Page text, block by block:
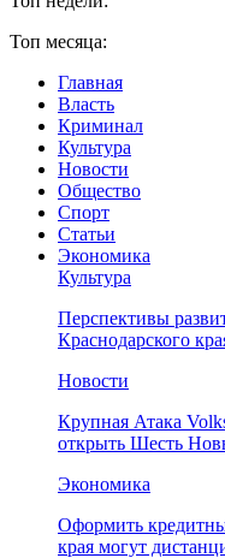
Топ месяца:
Главная
Власть
Криминал
Культура
Новости
Общество
Спорт
Статьи
Экономика
Культура
Перспективы
Краснодарского
Новости
Крупная Атака
открыть Шесть
Экономика
Оформить
края могут